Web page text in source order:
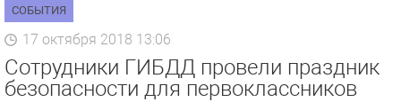
СОБЫТИЯ
17 октября 2018 13:06
Сотрудники ГИБДД провели праздник
безопасности для первоклассников